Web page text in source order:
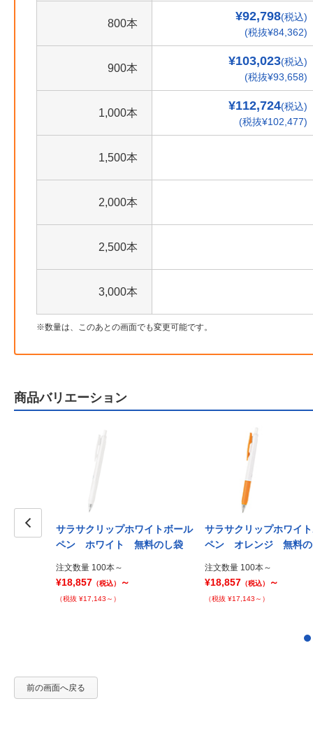
800本
¥92,798(税込)
(税抜¥84,362)
900本
¥103,023(税込)
(税抜¥93,658)
1,000本
¥112,724(税込)
(税抜¥102,477)
1,500本
2,000本
2,500本
3,000本
数量は、このあとの画面でも変更可能です。
商品バリエーション
クボール
サラサクリップホワイトボール
ペン ホワイト 無料のし袋
注文数量 100本～
¥18,857 （税込） ～
（税抜 ¥17,143～）
サラサクリップホワイ
ペン オレンジ 無料の
注文数量 100本～
¥18,857 （税込） ～
（税抜 ¥17,143～）
前の画面へ戻る